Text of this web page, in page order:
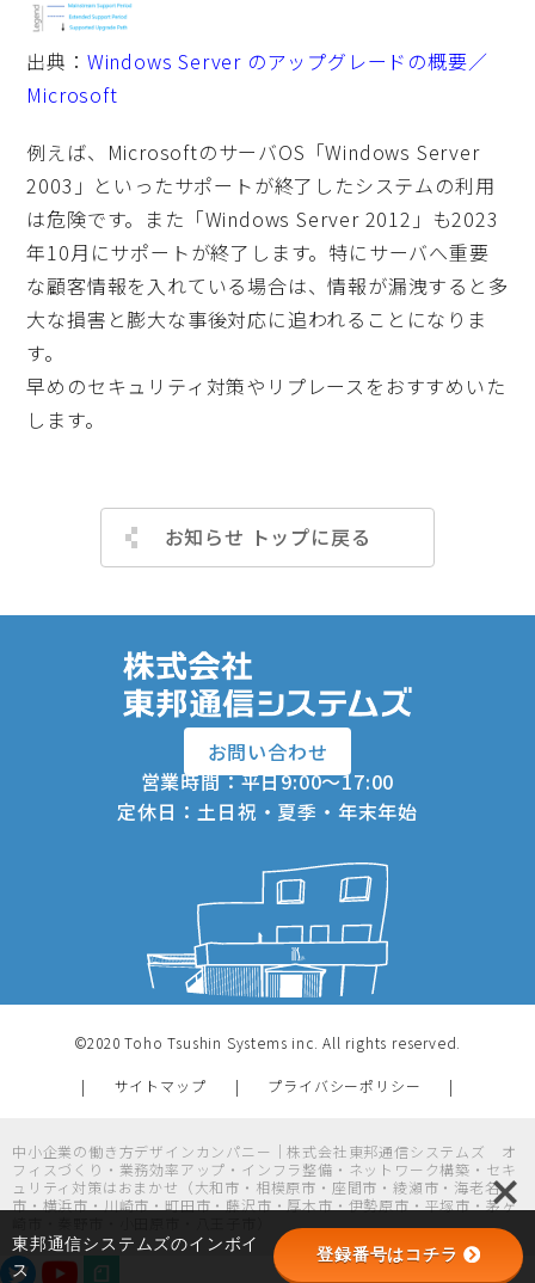
出典： Windows Server のアップグレードの概要／
Microsoft
例えば、MicrosoftのサーバOS「Windows Server
2003」といったサポートが終了したシステムの利用
は危険です。また「Windows Server 2012」も2023
年10月にサポートが終了します。特にサーバへ重要
な顧客情報を入れている場合は、情報が漏洩すると多
大な損害と膨大な事後対応に追われることになりま
す。
早めのセキュリティ対策やリプレースをおすすめいた
します。
お知らせ トップに戻る
お問い合わせ
営業時間：平日9:00～17:00
定休日：土日祝・夏季・年末年始
©2020 Toho Tsushin Systems inc. All rights reserved.
サイトマップ プライバシーポリシー
中小企業の働き方デザインカンパニー｜株式会社東邦通信システムズ オ
フィスづくり・業務効率アップ・インフラ整備・ネットワーク構築・セキ
ュリティ対策はおまかせ（大和市・相模原市・座間市・綾瀬市・海老名
市・横浜市・川崎市・町田市・藤沢市・厚木市・伊勢原市・平塚市・茅ヶ
東邦通信システムズのインボイ
ス
登録番号はコチラ